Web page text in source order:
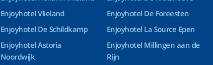
Enjoyhotel Vlieland
Enjoyhotel De Schildkamp
Enjoyhotel Astoria
Noordwijk
Enjoyhotel De Foreesten
Enjoyhotel La Source Epen
Enjoyhotel Millingen aan de
Rijn